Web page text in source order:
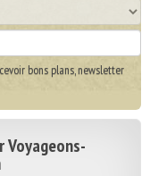
bons plans, newsletter
Voyageons-